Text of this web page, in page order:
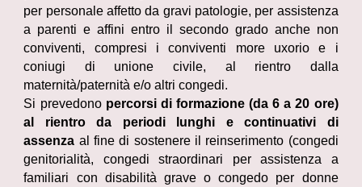
per personale affetto da gravi patologie, per assistenza
a parenti e affini entro il secondo grado anche non
conviventi, compresi i conviventi more uxorio e i
coniugi di unione civile, al rientro dalla
maternità/paternità e/o altri congedi.
Si prevedono percorsi di formazione (da 6 a 20 ore)
al rientro da periodi lunghi e continuativi di
assenza al fine di sostenere il reinserimento (congedi
genitorialità, congedi straordinari per assistenza a
familiari con disabilità grave o congedo per donne